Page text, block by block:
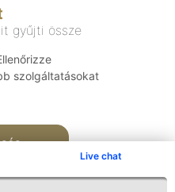
Live chat
gyűjti össze
szolgáltatásokat